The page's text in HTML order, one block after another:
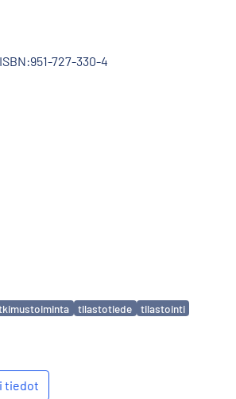
727-330-4
tilastotiede
tilastointi
tiedot